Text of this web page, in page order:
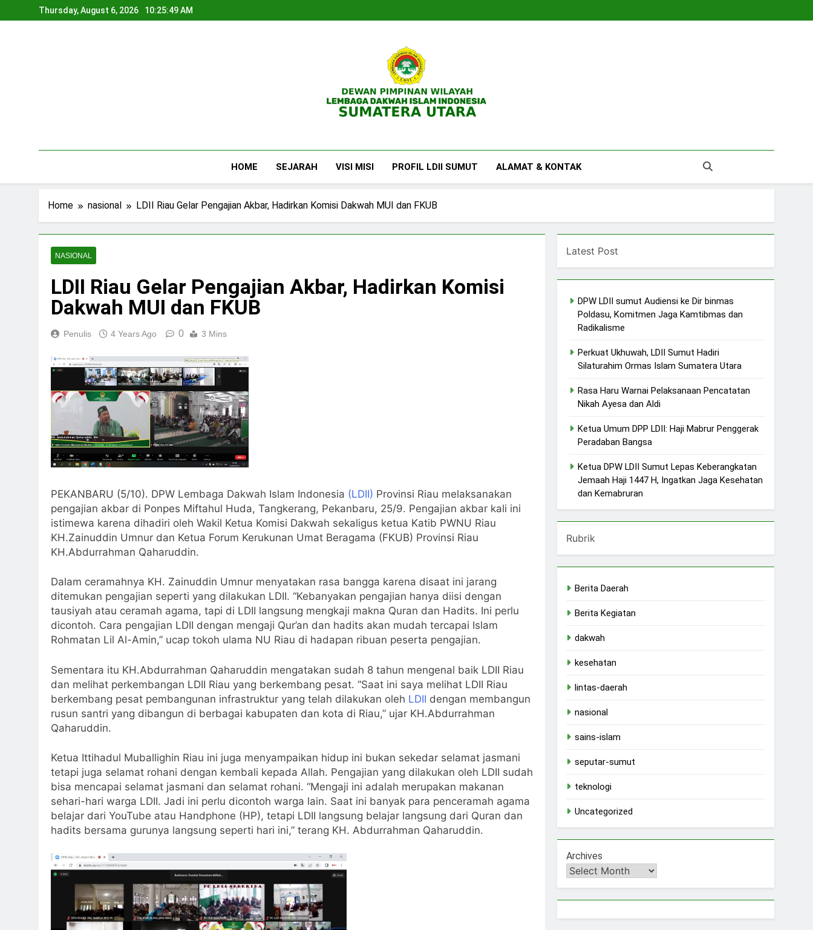
to
Thursday, August 6, 2026 10:25:49 AM
DPW LDII Sumatera Utara
HOME SEJARAH VISI MISI PROFIL LDII SUMUT ALAMAT & KONTAK
Home nasional LDII Riau Gelar Pengajian Akbar, Hadirkan Komisi Dakwah MUI dan FKUB
NASIONAL
LDII Riau Gelar Pengajian Akbar, Hadirkan Komisi
Dakwah MUI dan FKUB
Penulis 4 Years Ago 0 3 Mins
PEKANBARU (5/10). DPW Lembaga Dakwah Islam Indonesia (LDII) Provinsi Riau melaksanakan
pengajian akbar di Ponpes Miftahul Huda, Tangkerang, Pekanbaru, 25/9. Pengajian akbar kali ini
istimewa karena dihadiri oleh Wakil Ketua Komisi Dakwah sekaligus ketua Katib PWNU Riau
KH.Zainuddin Umnur dan Ketua Forum Kerukunan Umat Beragama (FKUB) Provinsi Riau
KH.Abdurrahman Qaharuddin.
Dalam ceramahnya KH. Zainuddin Umnur menyatakan rasa bangga karena disaat ini jarang
ditemukan pengajian seperti yang dilakukan LDII. “Kebanyakan pengajian hanya diisi dengan
tausiyah atau ceramah agama, tapi di LDII langsung mengkaji makna Quran dan Hadits. Ini perlu
dicontoh. Cara pengajian LDII dengan mengaji Qur’an dan hadits akan mudah tercapai Islam
Rohmatan Lil Al-Amin,” ucap tokoh ulama NU Riau di hadapan ribuan peserta pengajian.
Sementara itu KH.Abdurrahman Qaharuddin mengatakan sudah 8 tahun mengenal baik LDII Riau
dan melihat perkembangan LDII Riau yang berkembang pesat. “Saat ini saya melihat LDII Riau
berkembang pesat pembangunan infrastruktur yang telah dilakukan oleh LDII dengan membangun
rusun santri yang dibangun di berbagai kabupaten dan kota di Riau,” ujar KH.Abdurrahman
Qaharuddin.
Ketua Ittihadul Muballighin Riau ini juga menyampaikan hidup ini bukan sekedar selamat jasmani
tetapi juga selamat rohani dengan kembali kepada Allah. Pengajian yang dilakukan oleh LDII sudah
bisa mencapai selamat jasmani dan selamat rohani. “Mengaji ini adalah merupakan makanan
sehari-hari warga LDII. Jadi ini perlu dicontoh warga lain. Saat ini banyak para penceramah agama
belajar dari YouTube atau Handphone (HP), tetapi LDII langsung belajar langsung dari Quran dan
hadits bersama gurunya langsung seperti hari ini,” terang KH. Abdurrahman Qaharuddin.
Latest Post
DPW LDII sumut Audiensi ke Dir binmas
Poldasu, Komitmen Jaga Kamtibmas dan
Radikalisme
Perkuat Ukhuwah, LDII Sumut Hadiri
Silaturahim Ormas Islam Sumatera Utara
Rasa Haru Warnai Pelaksanaan Pencatatan
Nikah Ayesa dan Aldi
Ketua Umum DPP LDII: Haji Mabrur Penggerak
Peradaban Bangsa
Ketua DPW LDII Sumut Lepas Keberangkatan
Jemaah Haji 1447 H, Ingatkan Jaga Kesehatan
dan Kemabruran
Rubrik
Berita Daerah
Berita Kegiatan
dakwah
kesehatan
lintas-daerah
nasional
sains-islam
seputar-sumut
teknologi
Uncategorized
Archives